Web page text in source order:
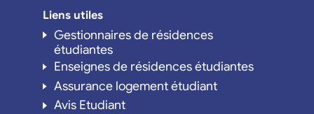
Liens utiles
Gestionnaires de résidences
étudiantes
Enseignes de résidences étudiantes
Assurance logement étudiant
Avis Etudiant